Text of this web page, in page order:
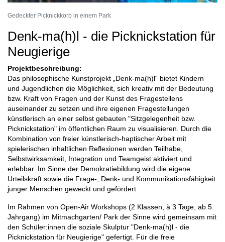
Gedeckter Picknickkorb in einem Park
Denk-ma(h)l - die Picknickstation für
Neugierige
Projektbeschreibung:
Das philosophische Kunstprojekt „Denk-ma(h)l“ bietet Kindern
und Jugendlichen die Möglichkeit, sich kreativ mit der Bedeutung
bzw. Kraft von Fragen und der Kunst des Fragestellens
auseinander zu setzen und ihre eigenen Fragestellungen
künstlerisch an einer selbst gebauten "Sitzgelegenheit bzw.
Picknickstation" im öffentlichen Raum zu visualisieren. Durch die
Kombination von freier künstlerisch-haptischer Arbeit mit
spielerischen inhaltlichen Reflexionen werden Teilhabe,
Selbstwirksamkeit, Integration und Teamgeist aktiviert und
erlebbar. Im Sinne der Demokratiebildung wird die eigene
Urteilskraft sowie die Frage-, Denk- und Kommunikationsfähigkeit
junger Menschen geweckt und gefördert.
Im Rahmen von Open-Air Workshops (2 Klassen, à 3 Tage, ab 5.
Jahrgang) im Mitmachgarten/ Park der Sinne wird gemeinsam mit
den Schüler:innen die soziale Skulptur "Denk-ma(h)l - die
Picknickstation für Neugierige" gefertigt. Für die freie